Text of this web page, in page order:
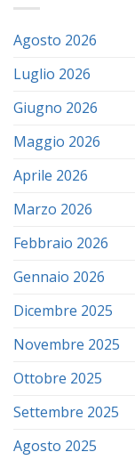
Agosto 2026
Luglio 2026
Giugno 2026
Maggio 2026
Aprile 2026
Marzo 2026
Febbraio 2026
Gennaio 2026
Dicembre 2025
Novembre 2025
Ottobre 2025
Settembre 2025
Agosto 2025